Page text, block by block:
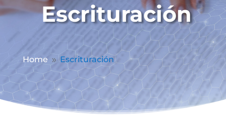
Escrituración
Home 9 Escrituración